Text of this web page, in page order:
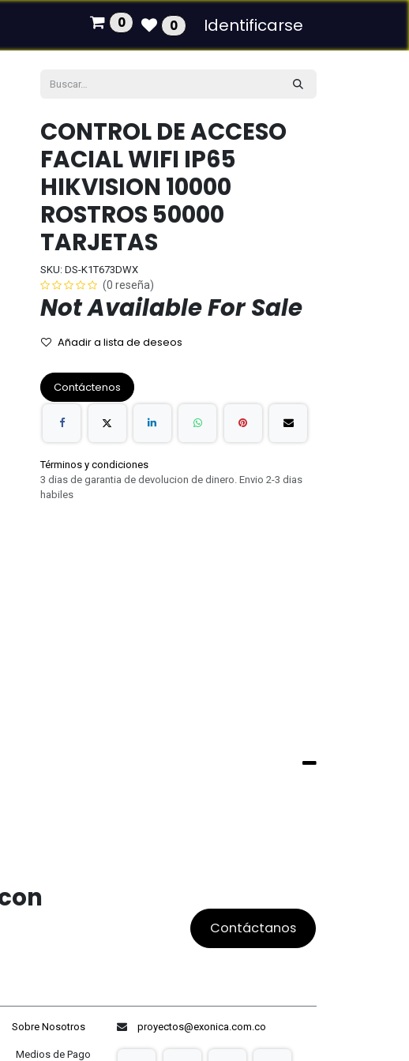
0 0 Identificarse
CONTROL DE ACCESO
FACIAL WIFI IP65
HIKVISION 10000
ROSTROS 50000
TARJETAS
SKU: DS-K1T673DWX
(0 reseña)
Not Available For Sale
Añadir a lista de deseos
Contáctenos
Términos y condiciones
3 dias de garantia de devolucion de dinero. Envio 2-3 dias
habiles
Contáctanos
Sobre Nosotros
Pago
proyectos@exonica.com.co